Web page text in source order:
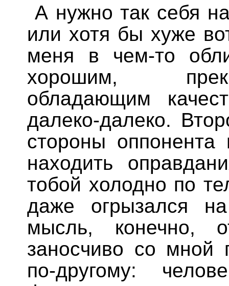
А нужно так себя
или хотя бы хуже
меня в чем-то
хорошим,
обладающим
далеко-далеко.
стороны
находить
тобой холодно по
даже огрызался
мысль, конечно,
заносчиво со мной
по-другому: